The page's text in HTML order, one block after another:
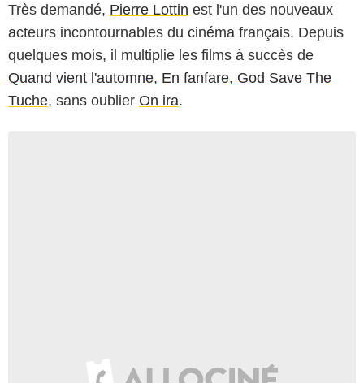
Très demandé, Pierre Lottin est l'un des nouveaux
acteurs incontournables du cinéma français. Depuis
quelques mois, il multiplie les films à succès de
Quand vient l'automne, En fanfare, God Save The
Tuche, sans oublier On ira.